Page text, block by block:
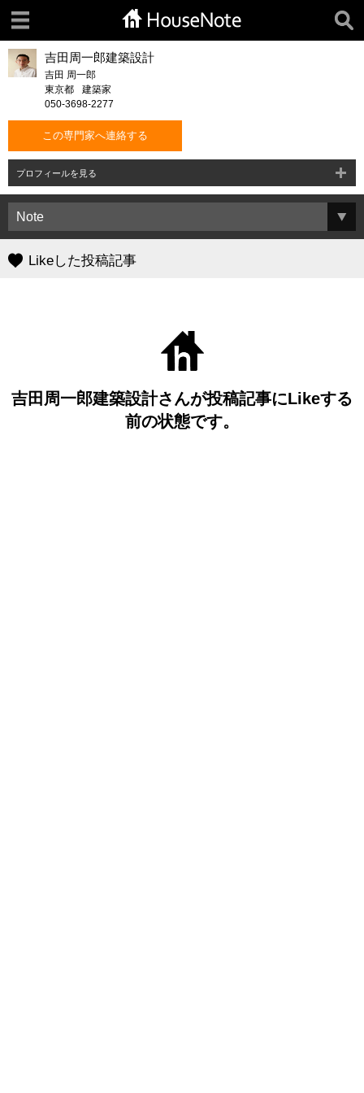
吉田周一郎建築設計
吉田 周一郎
東京都
建築家
050-3698-2277
この専門家へ連絡する
プロフィールを見る
Likeした投稿記事
吉田周一郎建築設計さんが投稿記事にLikeする
前の状態です。